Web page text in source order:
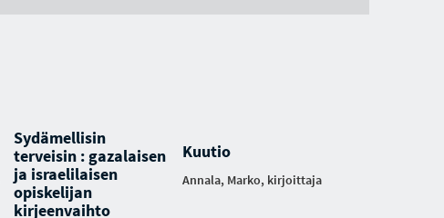
Sydämellisin
terveisin : gazalaisen
ja israelilaisen
opiskelijan
kirjeenvaihto
Kuutio
Annala, Marko, kirjoittaja